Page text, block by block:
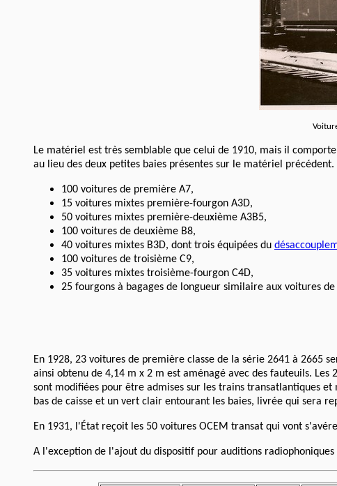
Le matériel est très semblable que celui de 1910, mais il
au lieu des deux petites baies présentes sur le matériel
100 voitures de première A7,
15 voitures mixtes première-fourgon A3D,
50 voitures mixtes première-deuxième A3B5,
100 voitures de deuxième B8,
40 voitures mixtes B3D, dont trois équipées du
100 voitures de troisième C9,
35 voitures mixtes troisième-fourgon C4D,
25 fourgons à bagages de longueur similaire aux voitures
En 1928, 23 voitures de première classe de la série 2641 à 2665
ainsi obtenu de 4,14 m x 2 m est aménagé avec des fauteuils.
sont modifiées pour être admises sur les trains transatlantiques
bas de caisse et un vert clair entourant les baies, livrée qui sera
En 1931, l'État reçoit les 50 voitures OCEM transat qui vont
A l'exception de l'ajout du dispositif pour auditions